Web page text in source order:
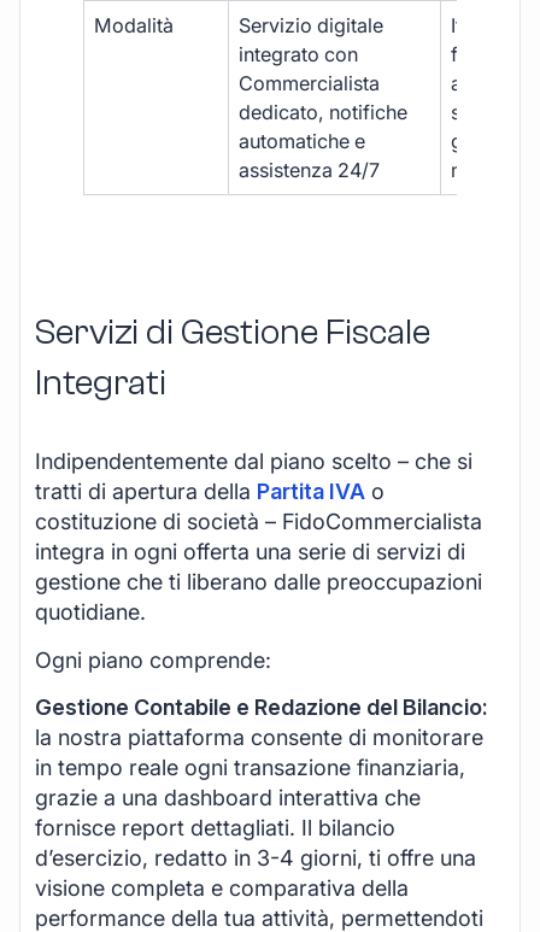
Modalità
Servizio digitale
integrato con
Commercialista
dedicato, notifiche
automatiche e
assistenza 24/7
Iter
studio e
gestione
manuale
Servizi di Gestione Fiscale
Integrati
Indipendentemente dal piano scelto – che si
tratti di apertura della Partita IVA o
costituzione di società – FidoCommercialista
integra in ogni offerta una serie di servizi di
gestione che ti liberano dalle preoccupazioni
quotidiane.
Ogni piano comprende:
Gestione Contabile e Redazione del Bilancio:
la nostra piattaforma consente di monitorare
in tempo reale ogni transazione finanziaria,
grazie a una dashboard interattiva che
fornisce report dettagliati. Il bilancio
d’esercizio, redatto in 3-4 giorni, ti offre una
visione completa e comparativa della
performance della tua attività, permettendoti